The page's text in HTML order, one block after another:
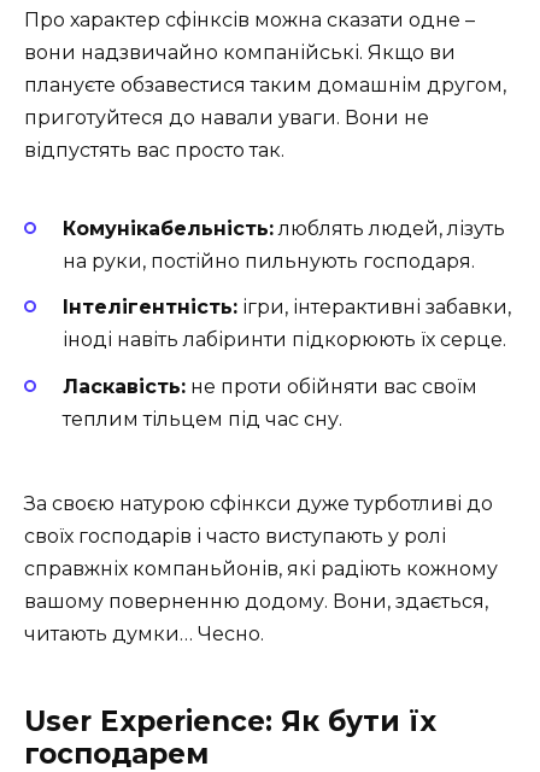
Про характер сфінксів можна сказати одне –
вони надзвичайно компанійські. Якщо ви
плануєте обзавестися таким домашнім другом,
приготуйтеся до навали уваги. Вони не
відпустять вас просто так.
Комунікабельність:люблять людей, лізуть
на руки, постійно пильнують господаря.
Інтелігентність: ігри, інтерактивні забавки,
іноді навіть лабіринти підкорюють їх серце.
Ласкавість: не проти обійняти вас своїм
теплим тільцем під час сну.
За своєю натурою сфінкси дуже турботливі до
своїх господарів і часто виступають у ролі
справжніх компаньйонів, які радіють кожному
вашому поверненню додому. Вони, здається,
читають думки… Чесно.
User Experience: Як бути їх
господарем